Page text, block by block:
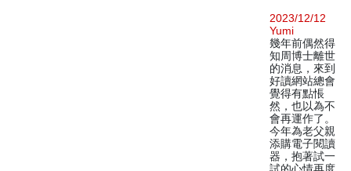
2023/12/12
Yumi
幾年前偶然得
知周博士離世
的消息，來到
好讀網站總會
覺得有點悵
然，也以為不
會再運作了。
今年為老父親
添購電子閱讀
器，抱著試一